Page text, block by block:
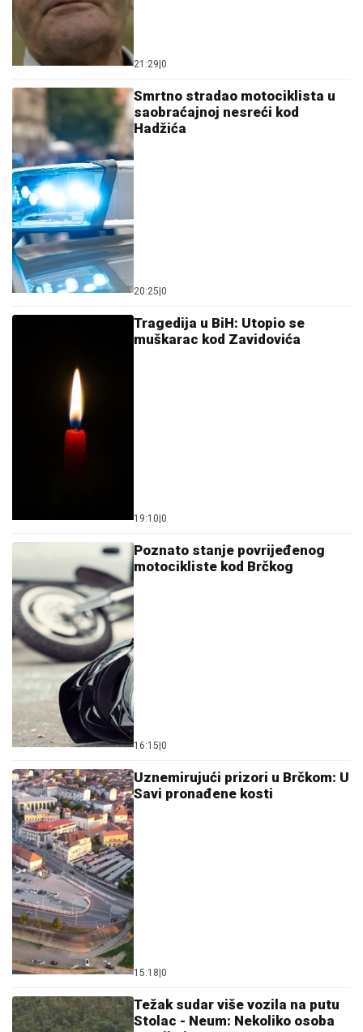
21:29|0
Smrtno stradao motociklista u
saobraćajnoj nesreći kod
Hadžića
20:25|0
Tragedija u BiH: Utopio se
muškarac kod Zavidovića
19:10|0
Poznato stanje povrijeđenog
motocikliste kod Brčkog
16:15|0
Uznemirujući prizori u Brčkom: U
Savi pronađene kosti
15:18|0
Težak sudar više vozila na putu
Stolac - Neum: Nekoliko osoba